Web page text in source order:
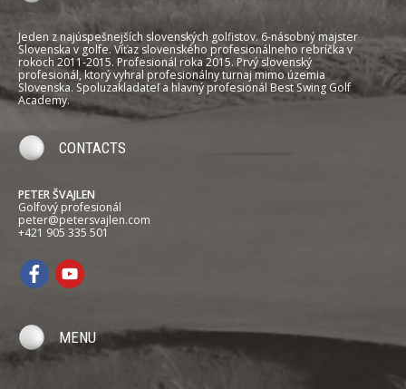
Jeden z najúspešnejších slovenských golfistov. 6-násobný majster
Slovenska v golfe. Víťaz slovenského profesionálneho rebríčka v
rokoch 2011-2015. Profesionál roka 2015. Prvý slovenský
profesionál, ktorý vyhral profesionálny turnaj mimo územia
Slovenska. Spoluzakladateľ a hlavný profesionál Best Swing Golf
Academy.
CONTACTS
PETER ŠVAJLEN
Golfový profesionál
peter@petersvajlen.com
+421 905 335 501
MENU